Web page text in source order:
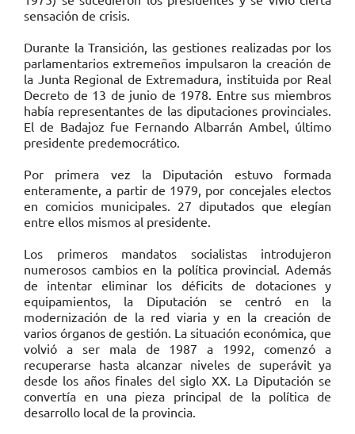
sensación de crisis.
Durante la Transición, las gestiones realizadas por los
parlamentarios extremeños impulsaron la creación de
la Junta Regional de Extremadura, instituida por Real
Decreto de 13 de junio de 1978. Entre sus miembros
había representantes de las diputaciones provinciales.
El de Badajoz fue Fernando Albarrán Ambel, último
presidente predemocrático.
Por primera vez la Diputación estuvo formada
enteramente, a partir de 1979, por concejales electos
en comicios municipales. 27 diputados que elegían
entre ellos mismos al presidente.
Los primeros mandatos socialistas introdujeron
numerosos cambios en la política provincial. Además
de intentar eliminar los déficits de dotaciones y
equipamientos, la Diputación se centró en la
modernización de la red viaria y en la creación de
varios órganos de gestión. La situación económica, que
volvió a ser mala de 1987 a 1992, comenzó a
recuperarse hasta alcanzar niveles de superávit ya
desde los años finales del siglo XX. La Diputación se
convertía en una pieza principal de la política de
desarrollo local de la provincia.